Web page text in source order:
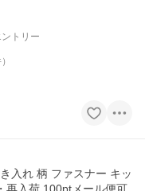
トリー
）
入れ 柄 ファスナー キッ